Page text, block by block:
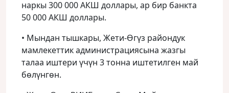
наркы 300 000 АКШ доллары, ар бир банкта
50 000 АКШ доллары.
• Мындан тышкары, Жети-Өгүз райондук
мамлекеттик администрациясына жазгы
талаа иштери үчүн 3 тонна иштетилген май
бөлүнгөн.